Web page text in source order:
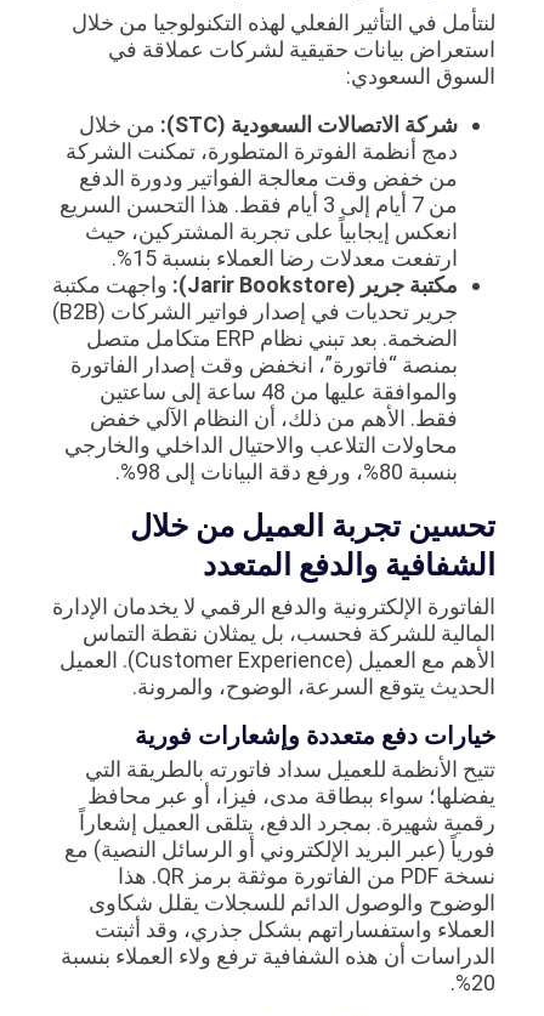
لنتأمل في التأثير الفعلي لهذه التكنولوجيا من خلال
استعراض بيانات حقيقية لشركات عملاقة في
السوق السعودي:
شركة الاتصالات السعودية (STC):
من خلال
دمج أنظمة الفوترة المتطورة، تمكنت الشركة
من خفض وقت معالجة الفواتير ودورة الدفع
من 7 أيام إلى 3 أيام فقط. هذا التحسن السريع
انعكس إيجابياً على تجربة المشتركين، حيث
ارتفعت معدلات رضا العملاء بنسبة 15%.
مكتبة جرير (Jarir Bookstore):
واجهت مكتبة
جرير تحديات في إصدار فواتير الشركات (B2B)
الضخمة. بعد تبني نظام ERP متكامل متصل
بمنصة “فاتورة”، انخفض وقت إصدار الفاتورة
والموافقة عليها من 48 ساعة إلى ساعتين
فقط. الأهم من ذلك، أن النظام الآلي خفض
محاولات التلاعب والاحتيال الداخلي والخارجي
بنسبة 80%، ورفع دقة البيانات إلى 98%.
تحسين تجربة العميل من خلال
الشفافية والدفع المتعدد
الفاتورة الإلكترونية والدفع الرقمي لا يخدمان الإدارة
المالية للشركة فحسب، بل يمثلان نقطة التماس
الأهم مع العميل (Customer Experience). العميل
الحديث يتوقع السرعة، الوضوح، والمرونة.
خيارات دفع متعددة وإشعارات فورية
تتيح الأنظمة للعميل سداد فاتورته بالطريقة التي
يفضلها؛ سواء ببطاقة مدى، فيزا، أو عبر محافظ
رقمية شهيرة. بمجرد الدفع، يتلقى العميل إشعاراً
فورياً (عبر البريد الإلكتروني أو الرسائل النصية) مع
نسخة PDF من الفاتورة موثقة برمز QR. هذا
الوضوح والوصول الدائم للسجلات يقلل شكاوى
العملاء واستفساراتهم بشكل جذري، وقد أثبتت
الدراسات أن هذه الشفافية ترفع ولاء العملاء بنسبة
20%.